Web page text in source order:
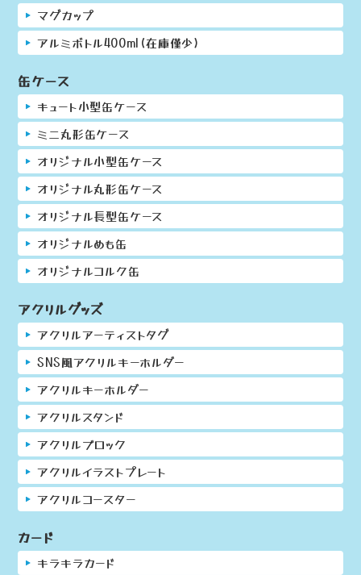
マグカップ
アルミボトル400ml(在庫僅少)
缶ケース
キュート小型缶ケース
ミニ丸形缶ケース
オリジナル小型缶ケース
オリジナル丸形缶ケース
オリジナル長型缶ケース
オリジナルめも缶
オリジナルコルク缶
アクリルグッズ
アクリルアーティストタグ
SNS風アクリルキーホルダー
アクリルキーホルダー
アクリルスタンド
アクリルブロック
アクリルイラストプレート
アクリルコースター
カード
キラキラカード